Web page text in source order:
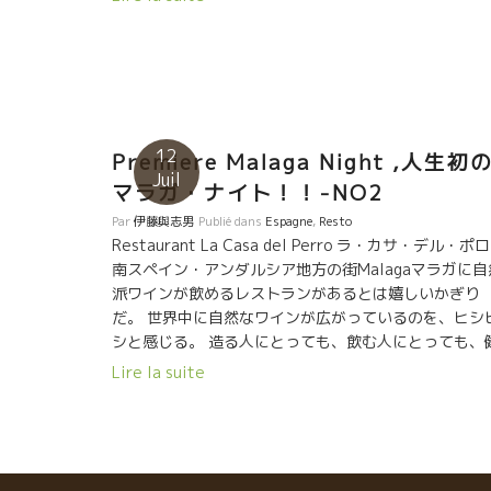
12
Juil
Premiere Malaga Night ,人生初の
マラガ・ナイト！！-NO2
Par伊藤與志男 Publié dans Espagne, Resto
Restaurant La Casa del Perro ラ・カサ・デル・ポロ
南スペイン・アンダルシア地方の街Malagaマラガに
派ワインが飲めるレストランがあるとは嬉しいかぎり
だ。 世界中に自然なワインが広がっているのを、ヒシ
シと感じる。 造る人にとっても、飲む人にとっても、
全で、地球にも優しく、本物度が高く、何より美味しく
Lire la suite